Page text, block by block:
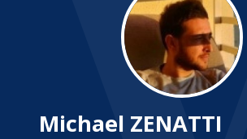
Michael ZENATTI